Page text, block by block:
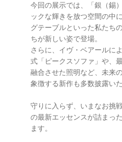
今回の展示では、「銀（錫
ックな輝きを放つ空間の中
グテーブルといった私たち
ちが新しい姿で登場。
さらに、イヴ・ベアールに
式「ピークスソファ」や、
融合させた照明など、未来
象徴する新作も多数披露い
守りに入らず、いまなお挑
の最新エッセンスが詰まっ
ます。